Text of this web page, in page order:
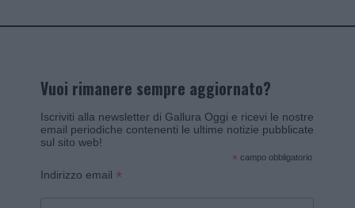
Vuoi rimanere sempre aggiornato?
Iscriviti alla newsletter di Gallura Oggi e ricevi le nostre
email periodiche contenenti le ultime notizie pubblicate
sul sito web!
* campo obbligatorio
Indirizzo email *